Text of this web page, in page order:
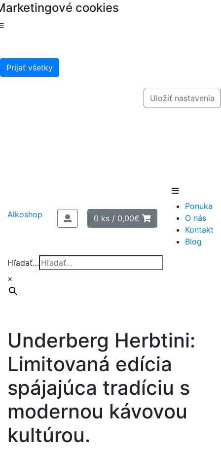
cookies
Prijať všetky
Uložiť nastavenia
content
Alkoshop 0 ks / 0,00€
Ponuka
O nás
Kontakt
Blog
Hľadať…
×
Underberg Herbtini:
Limitovaná edícia
spájajúca tradíciu s
modernou kávovou
kultúrou.